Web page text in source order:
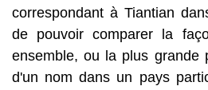
correspondant à Tiantian
de pouvoir comparer la
ensemble, ou la plus grande
d'un nom dans un pays